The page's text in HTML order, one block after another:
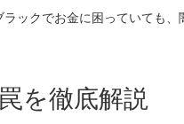
ックでお金に困っていても、
を徹底解説